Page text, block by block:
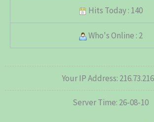
Hits Today : 140
Who's Online : 2
Your IP Address:
Server Time: 26-08-10